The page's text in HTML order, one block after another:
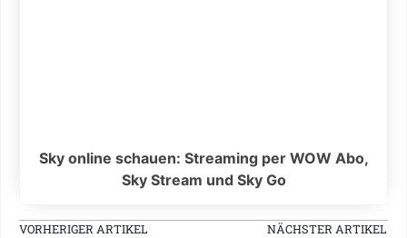
Sky online schauen: Streaming per WOW Abo,
Sky Stream und Sky Go
VORHERIGER ARTIKEL NÄCHSTER ARTIKEL